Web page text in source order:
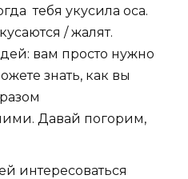
тебя укусила оса.
/ жалят.
вам просто нужно
знать, как вы
Давай погорим,
интересоваться